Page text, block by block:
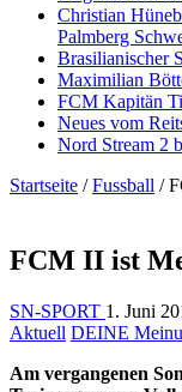
Christian
Palmberg
Brasilianischer
Maximilian
FCM Kapitän
Neues vom
Nord Stream 2
Startseite / Fussball /
FCM II ist
SN-SPORT 1. Juni
Aktuell DEINE
Am vergangenen